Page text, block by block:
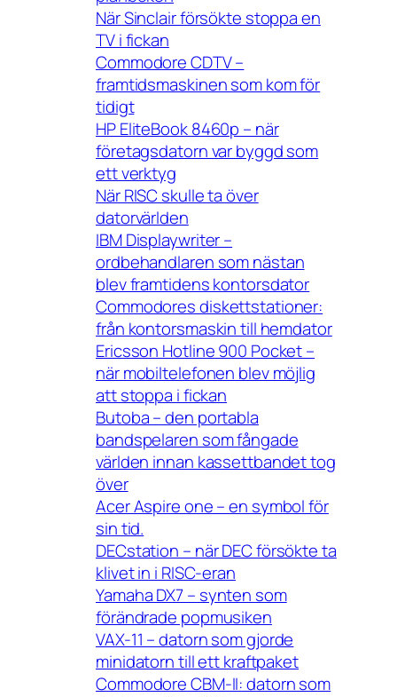
När Sinclair försökte stoppa en
TV i fickan
Commodore CDTV –
framtidsmaskinen som kom för
tidigt
HP EliteBook 8460p – när
företagsdatorn var byggd som
ett verktyg
När RISC skulle ta över
datorvärlden
IBM Displaywriter –
ordbehandlaren som nästan
blev framtidens kontorsdator
Commodores diskettstationer:
från kontorsmaskin till hemdator
Ericsson Hotline 900 Pocket –
när mobiltelefonen blev möjlig
att stoppa i fickan
Butoba – den portabla
bandspelaren som fångade
världen innan kassettbandet tog
över
Acer Aspire one – en symbol för
sin tid.
DECstation – när DEC försökte ta
klivet in i RISC-eran
Yamaha DX7 – synten som
förändrade popmusiken
VAX-11 – datorn som gjorde
minidatorn till ett kraftpaket
Commodore CBM-II: datorn som